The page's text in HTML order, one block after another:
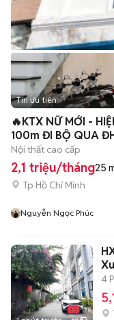
Tin ưu tiên
🔥KTX NỮ MỚI -
100m ĐI BỘ QUA
Nội thất cao cấp
2,1 triệu/tháng25
Tp Hồ Chí Minh
Nguyễn Ngọc Phúc
4